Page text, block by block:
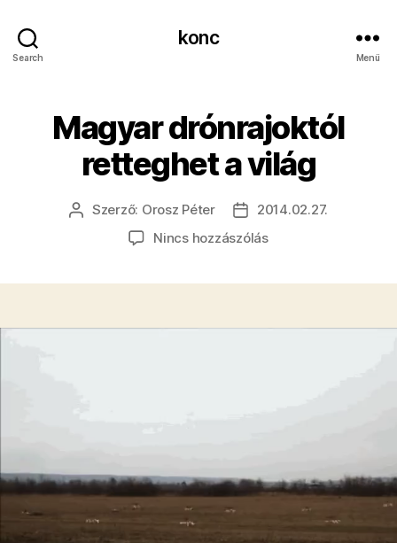
Search
konc
Menü
Magyar drónrajoktól
retteghet a világ
Bejegyzés
Szerző: Orosz Péter
Bejegyzés
dátuma
2014.02.27.
Nincs hozzászólása(z)
világ